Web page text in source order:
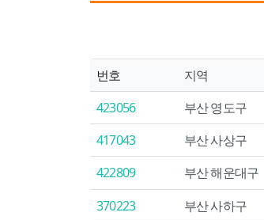
번호 지역
423056
부산 영도구
417043
부산 사상구
422809
부산 해운대구
370223
부산 사하구